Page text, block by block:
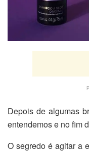
Depois de algumas
entendemos e no fim
O segredo é agitar a